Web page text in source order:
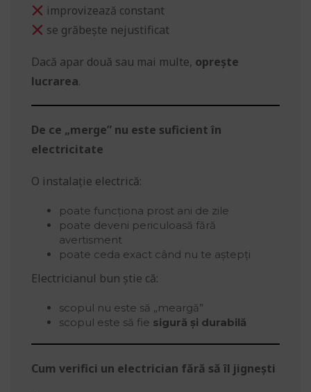
improvizează constant
se grăbește nejustificat
Dacă apar două sau mai multe, oprește
lucrarea.
De ce „merge” nu este suficient în
electricitate
O instalație electrică:
poate funcționa prost ani de zile
poate deveni periculoasă fără
avertisment
poate ceda exact când nu te aștepți
Electricianul bun știe că:
scopul nu este să „meargă”
scopul este să fie sigură și durabilă
Cum verifici un electrician fără să îl jignești